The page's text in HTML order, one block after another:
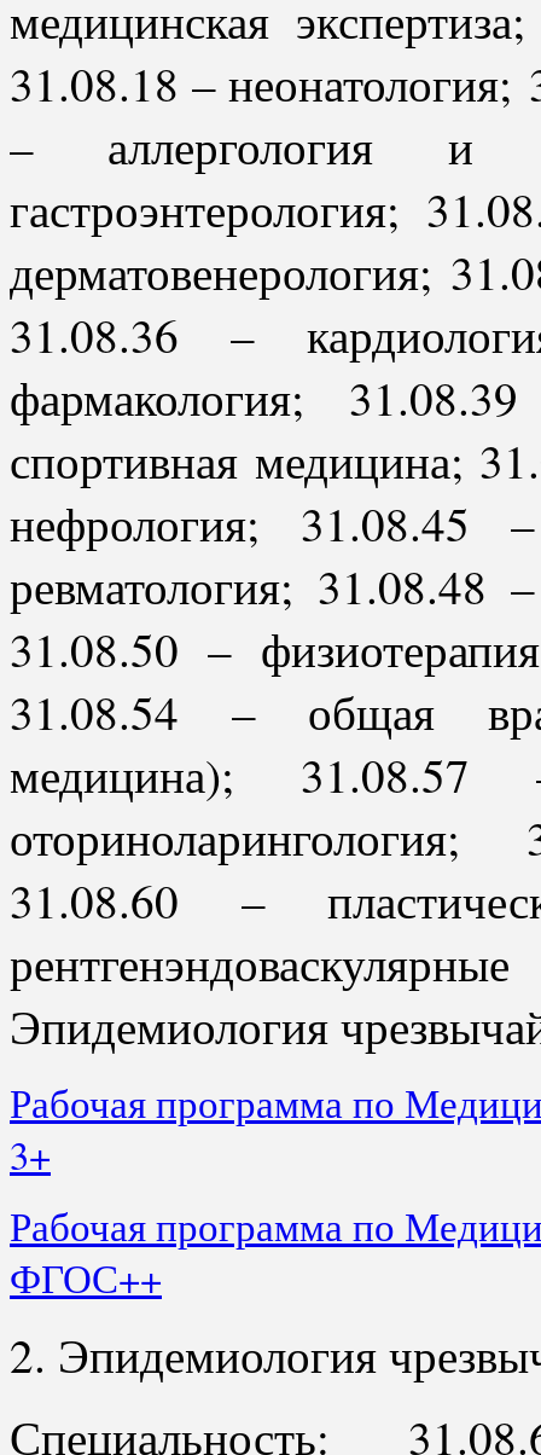
медицинская
31.08.18 –
– аллергология и
гастроэнтерология;
дерматовенерология;
31.08.36 –
фармакология;
спортивная медицина;
нефрология; 31.08.45
ревматология; 31.08.48
31.08.50 –
31.08.54 – общая
медицина);
31.08.60 –
Эпидемиология
Рабочая программа по
3+
Рабочая программа по
ФГОС++
2. Эпидемиология
Специальность: